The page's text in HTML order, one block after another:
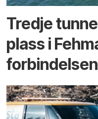
Tredje
plass i
forbindelsen